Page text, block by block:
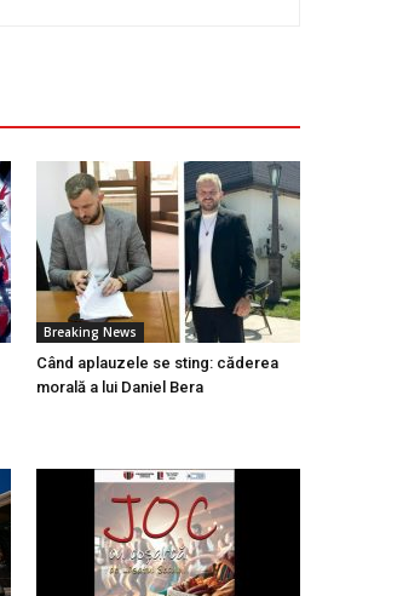
Breaking News
Când aplauzele se sting: căderea
morală a lui Daniel Bera